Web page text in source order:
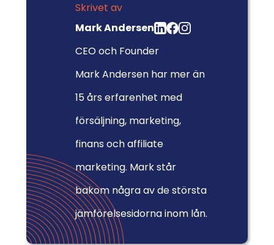
Skrivet av
Mark Andersen
CEO och Founder
Mark Andersen har mer än
15 års erfarenhet med
försäljning, marketing,
finans och affiliate
marketing. Mark står
bakom några av de största
jämförelsesidorna inom lån.